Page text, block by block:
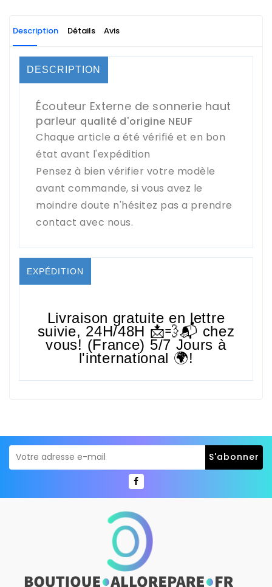
Description Détails Avis
DESCRIPTION
Écouteur Externe de sonnerie haut
parleur qualité d'origine NEUF
Chaque article a été vérifié et en bon
état avant l'expédition
Pensez à bien vérifier votre modèle
avant commande, si vous avez le
moindre doute n'hésitez pas a prendre
contact avec nous.
EXPÉDITION
Livraison gratuite en lettre
suivie, 24H/48H 📩💨📬 chez
vous! (France) 5/7 Jours à
l'international 🌍!